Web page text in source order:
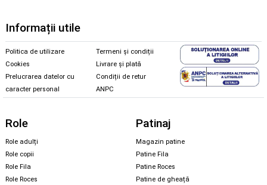
Informații utile
Politica de utilizare
Cookies
Prelucrarea datelor cu
caracter personal
Termeni și condiții
Livrare și plată
Condiții de retur
ANPC
Role
Role adulți
Role copii
Role Fila
Role Roces
Patinaj
Magazin patine
Patine Fila
Patine Roces
Patine de gheață